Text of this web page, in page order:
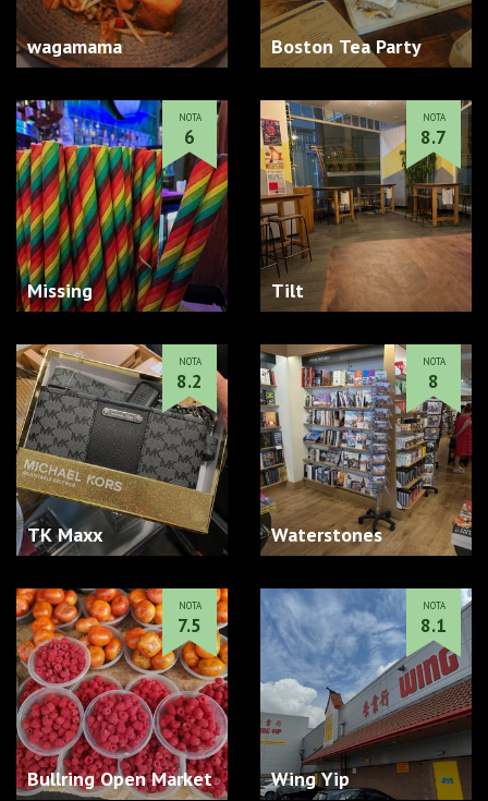
wagamama Boston Tea Party
Missing
NOTA
6
Tilt
NOTA
8.7
TK Maxx
NOTA
8.2
Waterstones
NOTA
8
Bullring Open Market
NOTA
7.5
Wing Yip
NOTA
8.1